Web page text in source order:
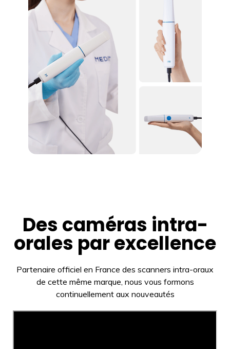
Des caméras intra-
orales par excellence
Partenaire officiel en France des scanners intra-oraux
de cette même marque, nous vous formons
continuellement aux nouveautés